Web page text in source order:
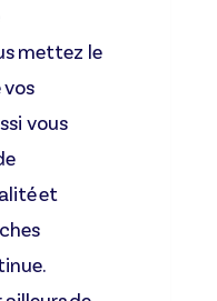
mettez le
vous
et